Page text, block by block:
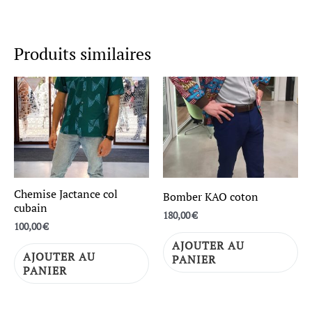
Produits similaires
Chemise Jactance col
cubain
100,00€
AJOUTER AU
PANIER
Bomber KAO coton
180,00€
AJOUTER AU
PANIER